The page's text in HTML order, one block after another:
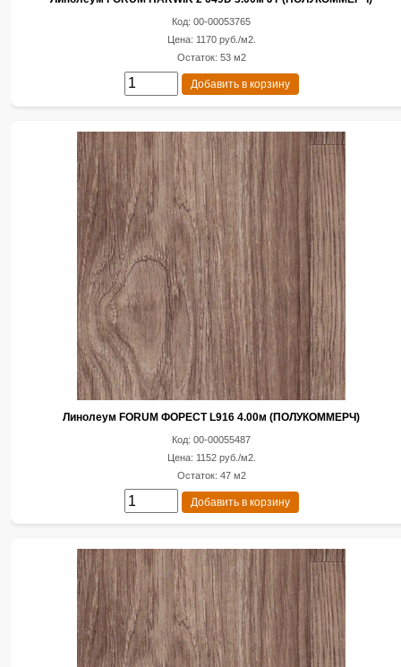
Код: 00-00053765
Цена: 1170 руб./м2.
Остаток: 53 м2
Добавить в корзину
Линолеум FORUM ФОРЕСТ L916 4.00м (ПОЛУКОММЕРЧ)
Код: 00-00055487
Цена: 1152 руб./м2.
Остаток: 47 м2
Добавить в корзину